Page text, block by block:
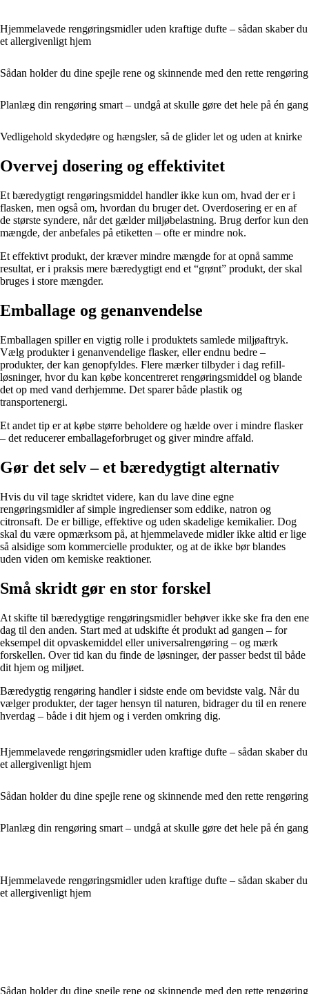
Hjemmelavede rengøringsmidler uden kraftige dufte – sådan skaber du
et allergivenligt hjem
Sådan holder du dine spejle rene og skinnende med den rette rengøring
Planlæg din rengøring smart – undgå at skulle gøre det hele på én gang
Vedligehold skydedøre og hængsler, så de glider let og uden at knirke
Overvej dosering og effektivitet
Et bæredygtigt rengøringsmiddel handler ikke kun om, hvad der er i
flasken, men også om, hvordan du bruger det. Overdosering er en af
de største syndere, når det gælder miljøbelastning. Brug derfor kun den
mængde, der anbefales på etiketten – ofte er mindre nok.
Et effektivt produkt, der kræver mindre mængde for at opnå samme
resultat, er i praksis mere bæredygtigt end et “grønt” produkt, der skal
bruges i store mængder.
Emballage og genanvendelse
Emballagen spiller en vigtig rolle i produktets samlede miljøaftryk.
Vælg produkter i genanvendelige flasker, eller endnu bedre –
produkter, der kan genopfyldes. Flere mærker tilbyder i dag refill-
løsninger, hvor du kan købe koncentreret rengøringsmiddel og blande
det op med vand derhjemme. Det sparer både plastik og
transportenergi.
Et andet tip er at købe større beholdere og hælde over i mindre flasker
– det reducerer emballageforbruget og giver mindre affald.
Gør det selv – et bæredygtigt alternativ
Hvis du vil tage skridtet videre, kan du lave dine egne
rengøringsmidler af simple ingredienser som eddike, natron og
citronsaft. De er billige, effektive og uden skadelige kemikalier. Dog
skal du være opmærksom på, at hjemmelavede midler ikke altid er lige
så alsidige som kommercielle produkter, og at de ikke bør blandes
uden viden om kemiske reaktioner.
Små skridt gør en stor forskel
At skifte til bæredygtige rengøringsmidler behøver ikke ske fra den ene
dag til den anden. Start med at udskifte ét produkt ad gangen – for
eksempel dit opvaskemiddel eller universalrengøring – og mærk
forskellen. Over tid kan du finde de løsninger, der passer bedst til både
dit hjem og miljøet.
Bæredygtig rengøring handler i sidste ende om bevidste valg. Når du
vælger produkter, der tager hensyn til naturen, bidrager du til en renere
hverdag – både i dit hjem og i verden omkring dig.
Hjemmelavede rengøringsmidler uden kraftige dufte – sådan skaber du
et allergivenligt hjem
Sådan holder du dine spejle rene og skinnende med den rette rengøring
Planlæg din rengøring smart – undgå at skulle gøre det hele på én gang
Hjemmelavede rengøringsmidler uden kraftige dufte – sådan skaber du
et allergivenligt hjem
Sådan holder du dine spejle rene og skinnende med den rette rengøring